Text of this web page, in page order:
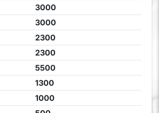
3000
3000
2300
2300
5500
1300
1000